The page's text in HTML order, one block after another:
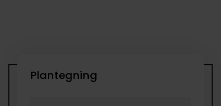
Plantegning